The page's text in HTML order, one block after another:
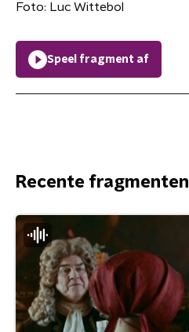
Foto: Luc Wittebol
Speel fragment af
Recente fragmenten